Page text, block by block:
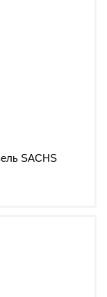
SACHS